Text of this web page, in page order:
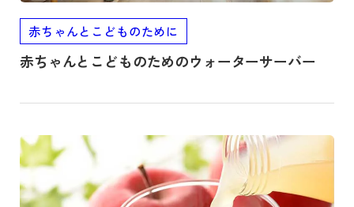
赤ちゃんとこどものために
赤ちゃんとこどものためのウォーターサーバー
記事を読む